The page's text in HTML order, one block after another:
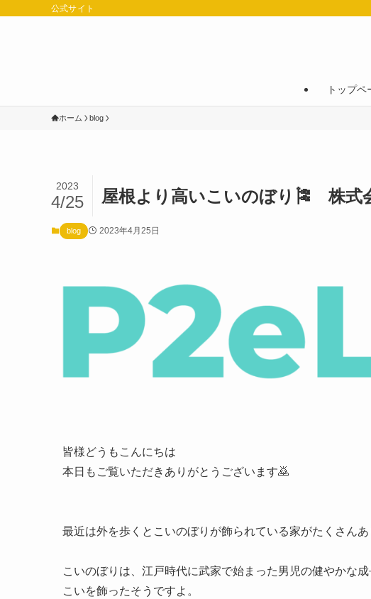
公式サイト
トップペ
ホーム blog
屋根より高いこいのぼり🎏 株式
2023
4/25
blog 2023年4月25日
皆様どうもこんにちは
本日もご覧いただきありがとうございます🙇
最近は外を歩くとこいのぼりが飾られている家がたくさんあ
こいのぼりは、江戸時代に武家で始まった男児の健やかな
こいを飾ったそうですよ。